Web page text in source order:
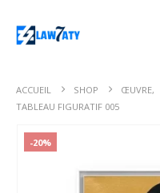
ACCUEIL SHOP ŒUVRE,
TABLEAU FIGURATIF 005
-20%